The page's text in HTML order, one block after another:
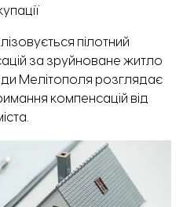
пілотний
за зруйноване житло
Мелітополя розглядає
компенсацій від